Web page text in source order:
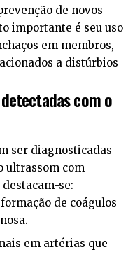
de novos
importante é seu uso
em membros,
a distúrbios
com o
ser diagnosticadas
ultrassom com
se:
formação de coágulos
em artérias que